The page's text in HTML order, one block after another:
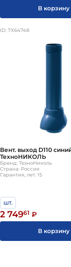
В корзину
ID: ТХ64748
Вент. выход D110
ТехноНИКОЛЬ
Бренд: ТехноНиколь
Страна: Россия
Гарантия, лет: 15
шт.
2 74961 ₽
В корзину